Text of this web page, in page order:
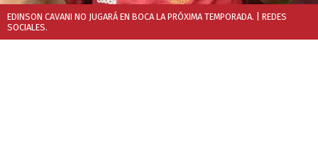
EDINSON CAVANI NO JUGARÁ EN BOCA LA PRÓXIMA TEMPORADA. | REDES
SOCIALES.